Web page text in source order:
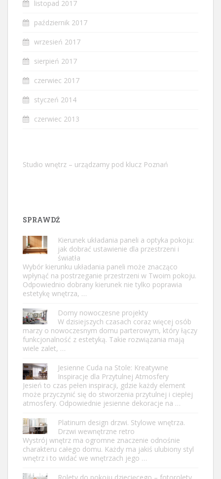
listopad 2017
październik 2017
wrzesień 2017
sierpień 2017
czerwiec 2017
styczeń 2014
czerwiec 2013
Studio wnętrz – urządzamy pod klucz Poznań
SPRAWDŹ
Kierunek układania paneli a optyka pokoju:
jak dobrać ustawienie dla przestrzeni i
światła
Wybór kierunku układania paneli może znacząco
wpłynąć na postrzeganie przestrzeni w Twoim pokoju.
Odpowiednio dobrany kierunek nie tylko poprawia
estetykę wnętrza, …
Domy nowoczesne projekty
W dzisiejszych czasach coraz więcej osób
marzy o nowoczesnym domu parterowym, który łączy
funkcjonalność z estetyką. Takie rozwiązania mają
wiele zalet, …
Jesienne Cuda na Stole: Kreatywne
Inspiracje dla Przytulnej Atmosfery
Jesień to czas pełen inspiracji, gdzie każdy element
może przyczynić się do stworzenia przytulnej i ciepłej
atmosfery. Odpowiednie jesienne dekoracje na …
Platinum design drzwi. Stylowe wnętrza.
Drzwi wewnętrzne retro
Wystrój wnętrz ma ogromne znaczenie odnośnie
charakteru całego domu. Każdy ma jakiś ulubiony styl
wnętrz i to widać we wnętrzach jego …
Rolety do pokoju dziecięcego – fotorolety.